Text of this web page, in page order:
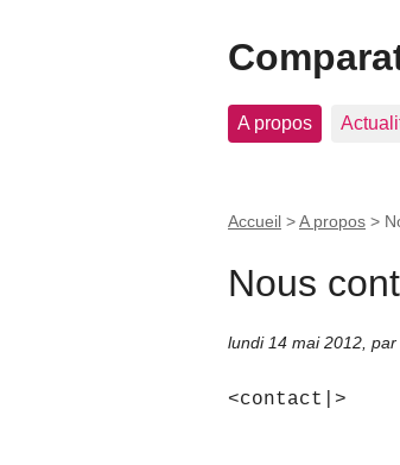
A propos
Accueil >A propos >
Nous
lundi 14 mai 2012 par
<contact|>